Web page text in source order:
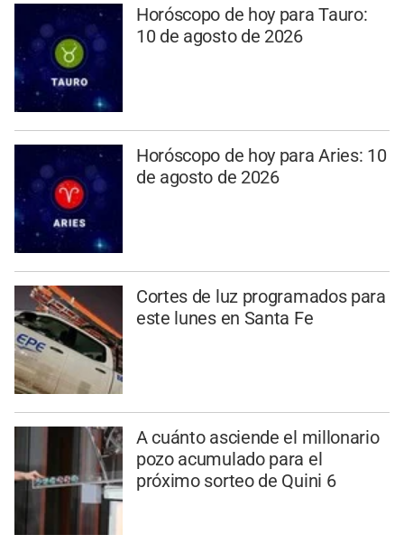
Horóscopo de hoy para Tauro:
10 de agosto de 2026
Horóscopo de hoy para Aries: 10
de agosto de 2026
Cortes de luz programados para
este lunes en Santa Fe
A cuánto asciende el millonario
pozo acumulado para el
próximo sorteo de Quini 6